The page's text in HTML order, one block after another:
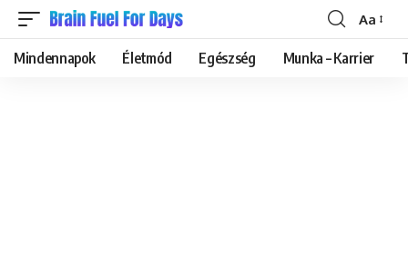
Font
Resizer
Aa
Mindennapok Életmód Egészség Munka – Karrier